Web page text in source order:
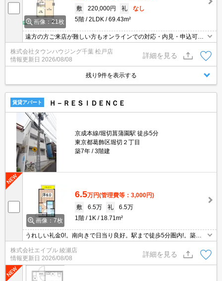
画像：21枚
敷
220,000円 礼
なし
5階
2LDK 69.43m²
遠方の方ご来店が難しい方もオンラインでの対応・内見・申込可能
です！
株式会社タウンハウジング千葉 松戸店
情報更新日 2026/08/08
詳細を見る
残り9件を表示する
賃貸アパート Ｈ－ＲＥＳＩＤＥＮＣＥ
京成本線/堀切菖蒲園駅 徒歩5分
東京都葛飾区堀切２丁目
築7年
3階建
画像：7枚
6.5万円(管理費等：3,000円)
敷
6.5万 礼
6.5万
1階
1K 18.71m²
うれしい礼金0!。南向きで日当り良好。駅まで徒歩5分圏内!。築
浅。仲介手数料家賃の55%。浴室乾燥機付。経済的な都市ガス使
用。室内物干しあり。利便立地で新生活スタート。新生活のスター
トはここから。
株式会社エイブル 綾瀬店
情報更新日 2026/08/08
詳細を見る